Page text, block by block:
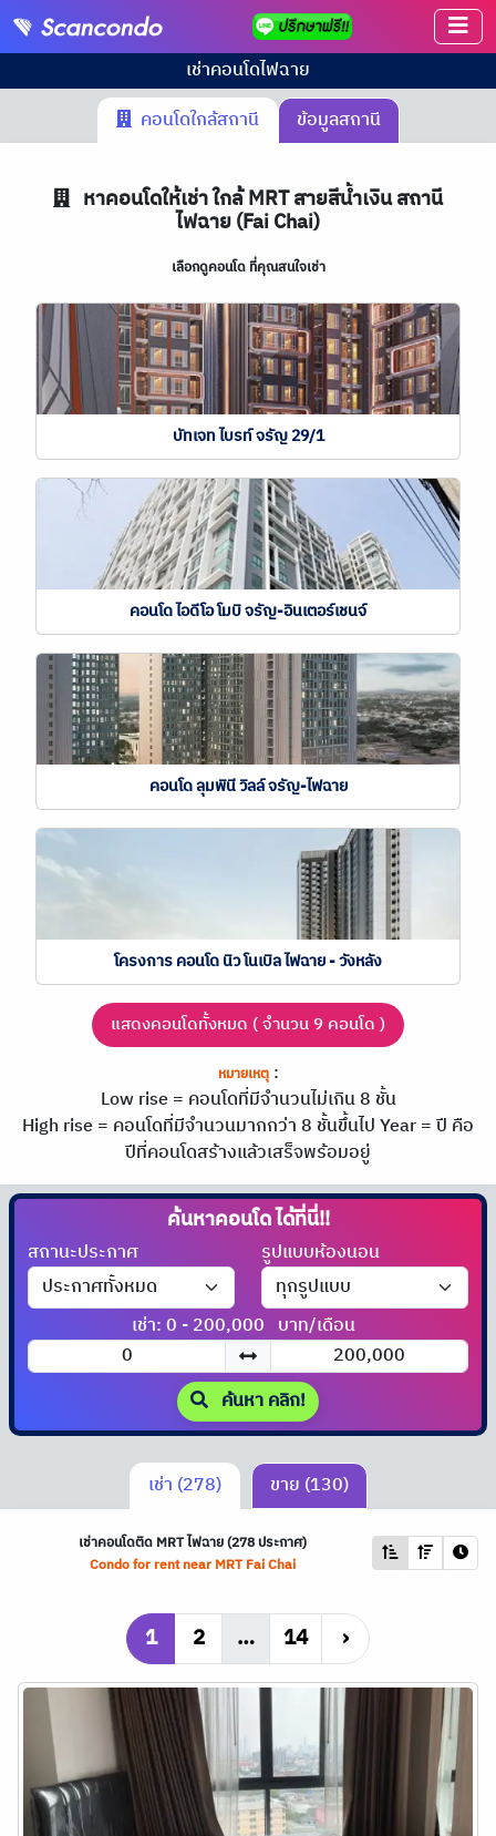
เช่าคอนโดไฟฉาย
คอนโดใกล้สถานี
ข้อมูลสถานี
หาคอนโดให้เช่า ใกล้ MRT สายสีน้ำเงิน สถานี
ไฟฉาย (Fai Chai)
เลือกดูคอนโด ที่คุณสนใจเช่า
บัทเจท ไบรท์ จรัญ 29/1
คอนโด ไอดีโอ โมบิ จรัญ-อินเตอร์เชนจ์
คอนโด ลุมพินี วิลล์ จรัญ-ไฟฉาย
โครงการ คอนโด นิว โนเบิล ไฟฉาย - วังหลัง
แสดงคอนโดทั้งหมด ( จำนวน 9 คอนโด )
หมายเหตุ:
Low rise = คอนโดที่มีจำนวนไม่เกิน 8 ชั้น
High rise = คอนโดที่มีจำนวนมากกว่า 8 ชั้นขึ้นไปYear = ปี คือ
ปีที่คอนโดสร้างแล้วเสร็จพร้อมอยู่
ค้นหาคอนโดได้ที่นี่!!
สถานะประกาศ รูปแบบห้องนอน
เช่า: 0 - 200,000 บาท/เดือน
ค้นหา คลิก!
เช่า (278) ขาย (130)
เช่าคอนโดติด MRTไฟฉาย (278 ประกาศ)
Condo for rent near MRTFai Chai
1 2 … 14 ›